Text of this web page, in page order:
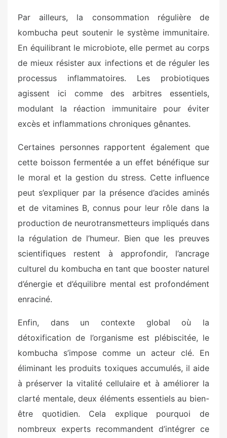
Par ailleurs, la consommation régulière de
kombucha peut soutenir le système immunitaire.
En équilibrant le microbiote, elle permet au corps
de mieux résister aux infections et de réguler les
processus inflammatoires. Les probiotiques
agissent ici comme des arbitres essentiels,
modulant la réaction immunitaire pour éviter
excès et inflammations chroniques gênantes.
Certaines personnes rapportent également que
cette boisson fermentée a un effet bénéfique sur
le moral et la gestion du stress. Cette influence
peut s’expliquer par la présence d’acides aminés
et de vitamines B, connus pour leur rôle dans la
production de neurotransmetteurs impliqués dans
la régulation de l’humeur. Bien que les preuves
scientifiques restent à approfondir, l’ancrage
culturel du kombucha en tant que booster naturel
d’énergie et d’équilibre mental est profondément
enraciné.
Enfin, dans un contexte global où la
détoxification de l’organisme est plébiscitée, le
kombucha s’impose comme un acteur clé. En
éliminant les produits toxiques accumulés, il aide
à préserver la vitalité cellulaire et à améliorer la
clarté mentale, deux éléments essentiels au bien-
être quotidien. Cela explique pourquoi de
nombreux experts recommandent d’intégrer ce